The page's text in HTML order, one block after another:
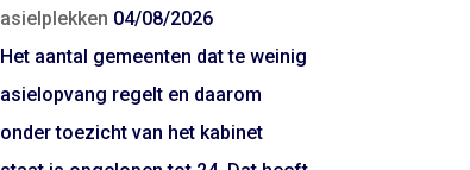
asielplekken 04/08/2026
Het aantal gemeenten dat te weinig
asielopvang regelt en daarom
onder toezicht van het kabinet